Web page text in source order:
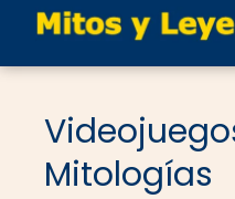
Mitologías